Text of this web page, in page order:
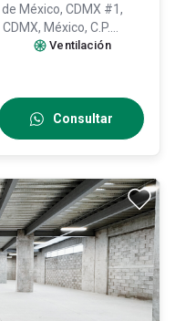
México, CDMX #1,
CDMX, México, C.P.
Ventilación
Consultar